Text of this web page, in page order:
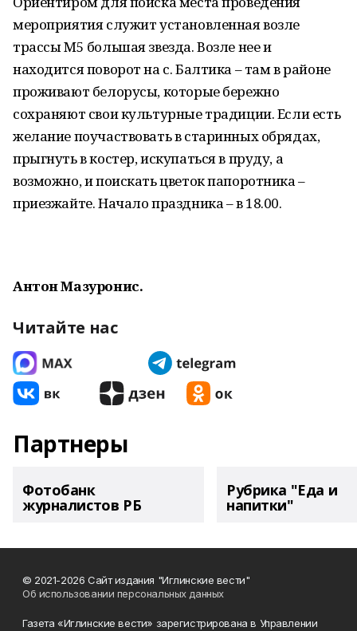
мероприятия служит установленная возле
трассы М5 большая звезда. Возле нее и
находится поворот на с. Балтика – там в районе
проживают белорусы, которые бережно
сохраняют свои культурные традиции. Если есть
желание поучаствовать в старинных обрядах,
прыгнуть в костер, искупаться в пруду, а
возможно, и поискать цветок папоротника –
приезжайте. Начало праздника – в 18.00.
Антон Мазуронис.
Читайте нас
Партнеры
Фотобанк
журналистов РБ
Рубрика "Еда и
напитки"
© 2021-2026 Сайт издания "Иглинские вести"
Об использовании персональных данных
Газета «Иглинские вести» зарегистрирована в Управлении